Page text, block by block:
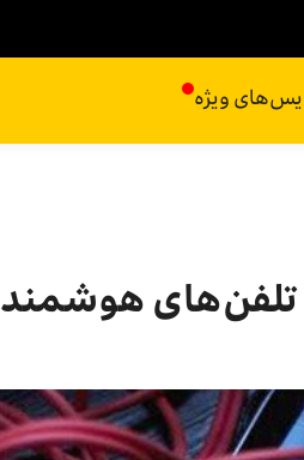
ویژه
هوشمند